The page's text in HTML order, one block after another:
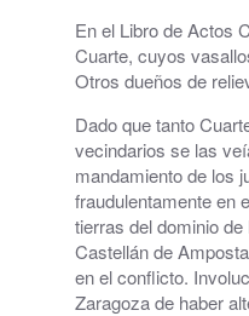
En el Libro de Actos
Cuarte, cuyos
Otros dueños de
Dado que tanto
vecindarios se las
mandamiento de los
fraudulentamente en
tierras del dominio
Castellán de
en el conflicto.
Zaragoza de haber